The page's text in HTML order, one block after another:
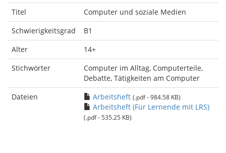
Titel
Computer und soziale Medien
Schwierigkeitsgrad
B1
Alter
14+
Stichwörter
Computer im Alltag, Computerteile,
Debatte, Tätigkeiten am Computer
Dateien
Arbeitsheft (.pdf - 984.58 KB)
Arbeitsheft (Für Lernende mit LRS)
(.pdf - 535.25 KB)